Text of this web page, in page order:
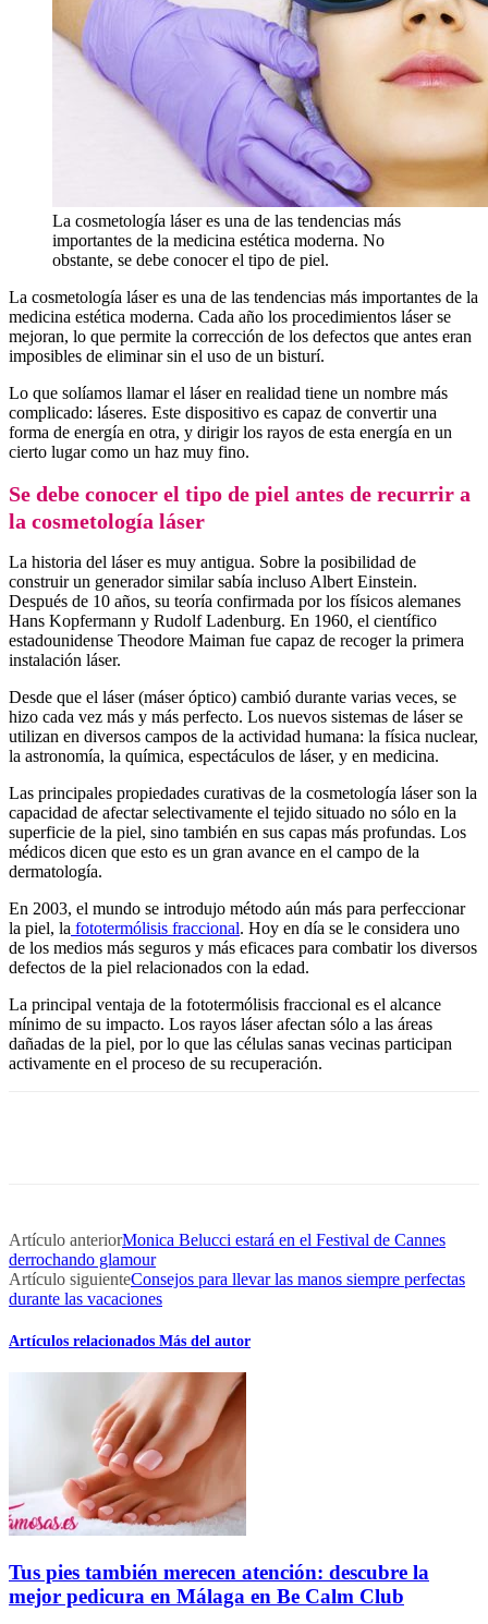
La cosmetología láser es una de las tendencias más
importantes de la medicina estética moderna. No
obstante, se debe conocer el tipo de piel.
La cosmetología láser es una de las tendencias más importantes de la
medicina estética moderna. Cada año los procedimientos láser se
mejoran, lo que permite la corrección de los defectos que antes eran
imposibles de eliminar sin el uso de un bisturí.
Lo que solíamos llamar el láser en realidad tiene un nombre más
complicado: láseres. Este dispositivo es capaz de convertir una
forma de energía en otra, y dirigir los rayos de esta energía en un
cierto lugar como un haz muy fino.
Se debe conocer el tipo de piel antes de recurrir a
la cosmetología láser
La historia del láser es muy antigua. Sobre la posibilidad de
construir un generador similar sabía incluso Albert Einstein.
Después de 10 años, su teoría confirmada por los físicos alemanes
Hans Kopfermann y Rudolf Ladenburg. En 1960, el científico
estadounidense Theodore Maiman fue capaz de recoger la primera
instalación láser.
Desde que el láser (máser óptico) cambió durante varias veces, se
hizo cada vez más y más perfecto. Los nuevos sistemas de láser se
utilizan en diversos campos de la actividad humana: la física nuclear,
la astronomía, la química, espectáculos de láser, y en medicina.
Las principales propiedades curativas de la cosmetología láser son la
capacidad de afectar selectivamente el tejido situado no sólo en la
superficie de la piel, sino también en sus capas más profundas. Los
médicos dicen que esto es un gran avance en el campo de la
dermatología.
En 2003, el mundo se introdujo método aún más para perfeccionar
la piel, la fototermólisis fraccional. Hoy en día se le considera uno
de los medios más seguros y más eficaces para combatir los diversos
defectos de la piel relacionados con la edad.
La principal ventaja de la fototermólisis fraccional es el alcance
mínimo de su impacto. Los rayos láser afectan sólo a las áreas
dañadas de la piel, por lo que las células sanas vecinas participan
activamente en el proceso de su recuperación.
Artículo anteriorMonica Belucci estará en el Festival de Cannes
derrochando glamour
Artículo siguienteConsejos para llevar las manos siempre perfectas
durante las vacaciones
Artículos relacionados Más del autor
Tus pies también merecen atención: descubre la
mejor pedicura en Málaga en Be Calm Club